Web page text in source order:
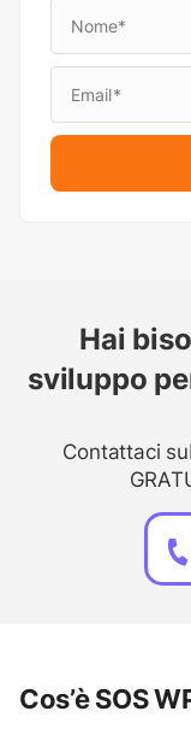
Hai
sviluppo
Contattaci
Cos’è SOS